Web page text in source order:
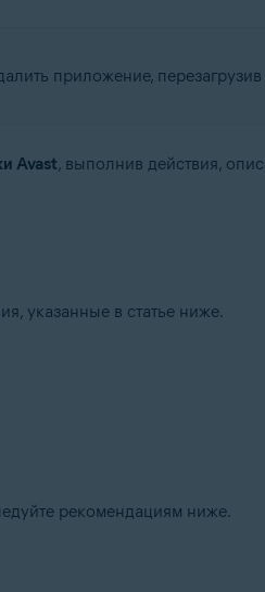
приложение, перезагрузив
Avast, выполнив действия,
указанные в статье ниже.
рекомендациям ниже.